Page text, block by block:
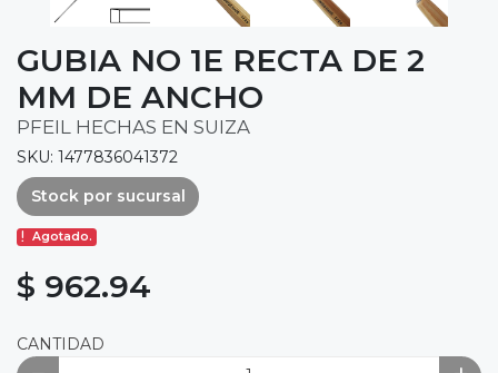
GUBIA NO 1E RECTA DE 2
MM DE ANCHO
PFEIL HECHAS EN SUIZA
SKU: 1477836041372
Stock por sucursal
Agotado.
$ 962.94
CANTIDAD